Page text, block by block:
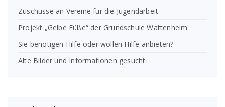
Zuschüsse an Vereine für die Jugendarbeit
Projekt „Gelbe Füße“ der Grundschule Wattenheim
Sie benötigen Hilfe oder wollen Hilfe anbieten?
Alte Bilder und Informationen gesucht